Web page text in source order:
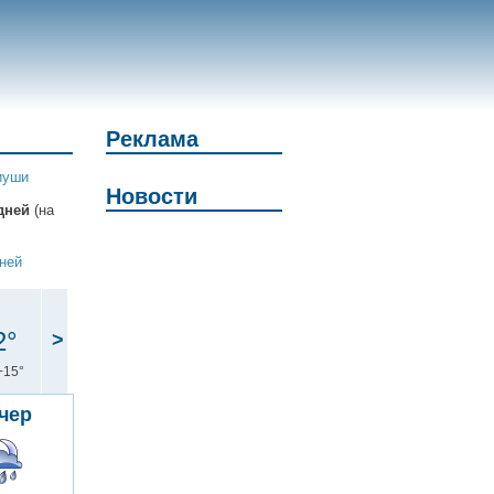
(на
>
Реклама
Новости